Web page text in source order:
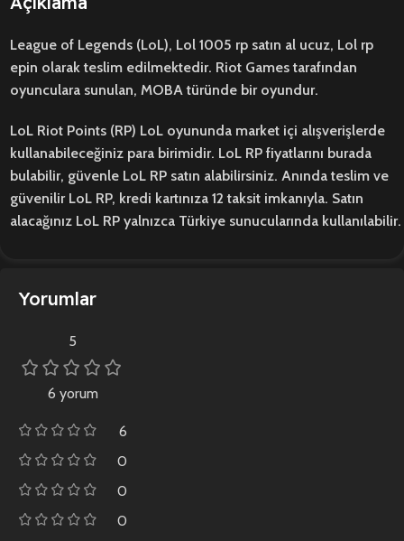
League of Legends (LoL), Lol 1005 rp satın al ucuz, Lol rp
epin olarak teslim edilmektedir. Riot Games tarafından
oyunculara sunulan, MOBA türünde bir oyundur.
LoL Riot Points (RP) LoL oyununda market içi alışverişlerde
kullanabileceğiniz para birimidir. LoL RP fiyatlarını burada
bulabilir, güvenle LoL RP satın alabilirsiniz. Anında teslim ve
güvenilir LoL RP, kredi kartınıza 12 taksit imkanıyla. Satın
alacağınız LoL RP yalnızca Türkiye sunucularında kullanılabilir.
Yorumlar
5
6 yorum
6
0
0
0